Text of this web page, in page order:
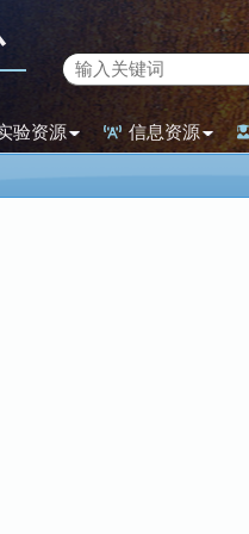
验资源 信息资源